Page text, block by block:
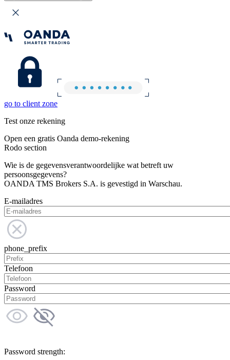
go to client zone
Test onze rekening
Open een gratis Oanda demo-rekening
Rodo section
Wie is de gegevensverantwoordelijke wat betreft uw
persoonsgegevens?
OANDA TMS Brokers S.A. is gevestigd in Warschau.
E-mailadres
phone_prefix
Telefoon
Password
Password strength: